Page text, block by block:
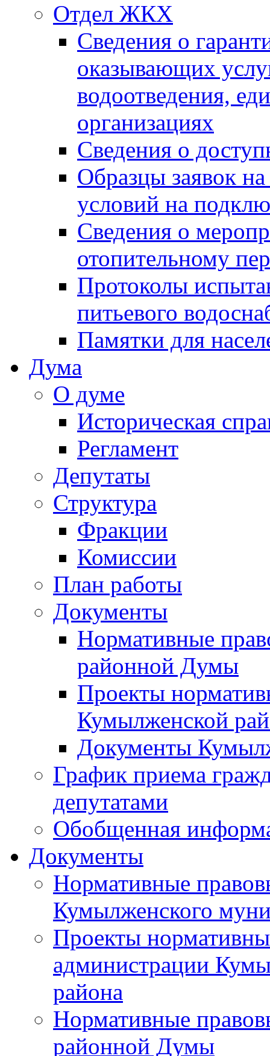
Отдел ЖКХ
Сведения о
оказывающих
водоотведения,
организациях
Сведения о
Образцы заявок
условий на
Сведения о
отопительному
Протоколы
питьевого
Памятки для
Дума
О думе
Историческая
Регламент
Депутаты
Структура
Фракции
Комиссии
План работы
Документы
Нормативные
районной Думы
Проекты
Кумылженской
Документы
График приема
депутатами
Обобщенная
Документы
Нормативные
Кумылженского
Проекты
администрации
района
Нормативные
районной Думы